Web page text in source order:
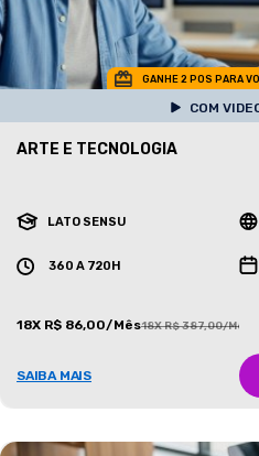
GANHE 2 POS PARA
COM
ARTE E TECNOLOGIA
LATO SENSU
360 A 720H
18X R$ 86,00/Mês18X R$ 387,00/Mês
SAIBA MAIS